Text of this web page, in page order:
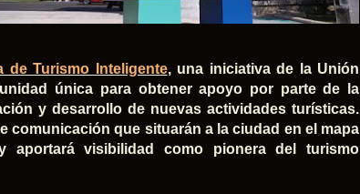
de Turismo Inteligente, una iniciativa de la Unión
única para obtener apoyo por parte de la
y desarrollo de nuevas actividades turísticas.
comunicación que situarán a la ciudad en el mapa
visibilidad como pionera del turismo